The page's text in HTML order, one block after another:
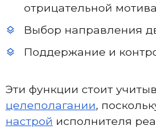
отрицательной
Выбор направления
Поддержание и
Эти функции стоит
целеполагании,
настрой исполнителя